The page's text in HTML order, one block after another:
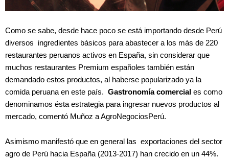
Como se sabe, desde hace poco se está importando desde Perú
diversos ingredientes básicos para abastecer a los más de 220
restaurantes peruanos activos en España, sin considerar que
muchos restaurantes Premium españoles también están
demandado estos productos, al haberse popularizado ya la
comida peruana en este país. Gastronomía comercial es como
denominamos ésta estrategia para ingresar nuevos productos al
mercado, comentó Muñoz a AgroNegociosPerú.
Asimismo manifestó que en general las exportaciones del sector
agro de Perú hacia España (2013-2017) han crecido en un 44%.